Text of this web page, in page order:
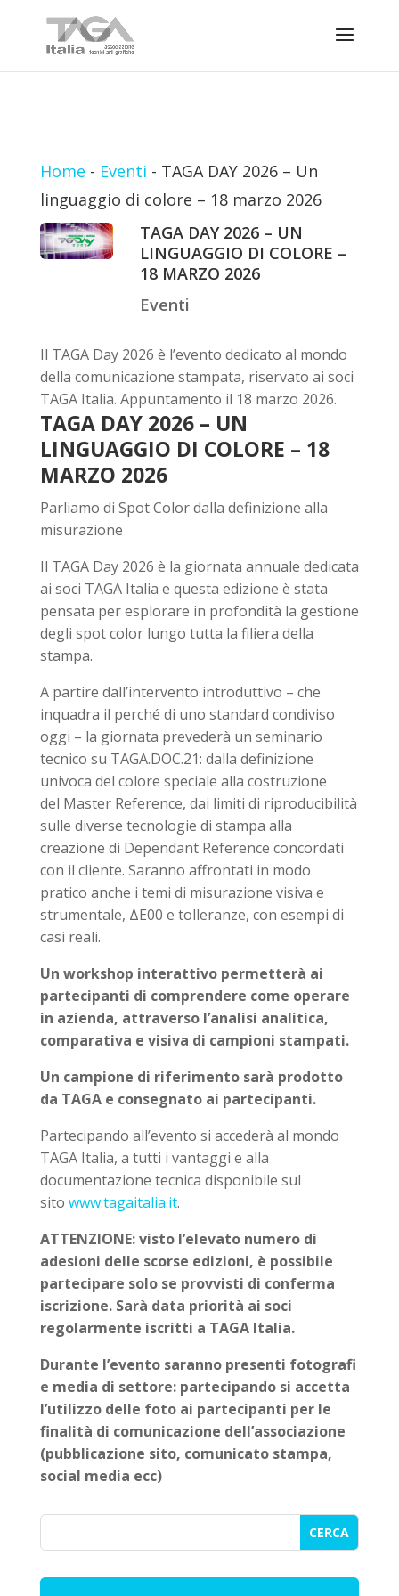
Home - Eventi - TAGA DAY 2026 – Un
linguaggio di colore – 18 marzo 2026
TAGA DAY 2026 – UN
LINGUAGGIO DI COLORE –
18 MARZO 2026
Eventi
Il TAGA Day 2026 è l’evento dedicato al mondo
della comunicazione stampata, riservato ai soci
TAGA Italia. Appuntamento il 18 marzo 2026.
TAGA DAY 2026 – UN
LINGUAGGIO DI COLORE – 18
MARZO 2026
Parliamo di Spot Color dalla definizione alla
misurazione
Il TAGA Day 2026 è la giornata annuale dedicata
ai soci TAGA Italia e questa edizione è stata
pensata per esplorare in profondità la gestione
degli spot colorlungo tutta la filiera della
stampa.
A partire dall’intervento introduttivo – che
inquadra il perché di uno standard condiviso
oggi – la giornata prevederà un seminario
tecnico su TAGA.DOC.21: dalla definizione
univoca del colore speciale alla costruzione
del Master Reference, dai limiti di riproducibilità
sulle diverse tecnologie di stampa alla
creazione di Dependant Reference concordati
con il cliente. Saranno affrontati in modo
pratico anche i temi di misurazione visiva e
strumentale, ΔE00 e tolleranze, con esempi di
casi reali.
Un workshop interattivo permetterà ai
partecipanti di comprendere come operare
in azienda, attraverso l’analisi analitica,
comparativa e visiva di campioni stampati.
Un campione di riferimento sarà prodotto
da TAGA e consegnato ai partecipanti.
Partecipando all’evento si accederà al mondo
TAGA Italia, a tutti i vantaggi e alla
documentazione tecnica disponibile sul
sito www.tagaitalia.it.
ATTENZIONE: visto l’elevato numero di
adesioni delle scorse edizioni, è possibile
partecipare solo se provvisti di conferma
iscrizione. Sarà data priorità ai soci
regolarmente iscritti a TAGA Italia.
Durante l’evento saranno presenti fotografi
e media di settore: partecipando si accetta
l’utilizzo delle foto ai partecipanti per le
finalità di comunicazione dell’associazione
(pubblicazione sito, comunicato stampa,
social media ecc)